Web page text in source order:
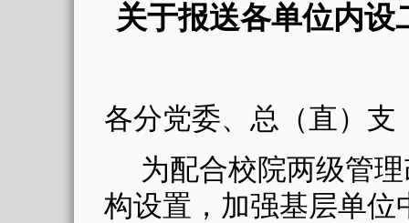
关于报送各单位内设
各分党委、总（直）支
为配合校院两级管
构设置，加强基层单位